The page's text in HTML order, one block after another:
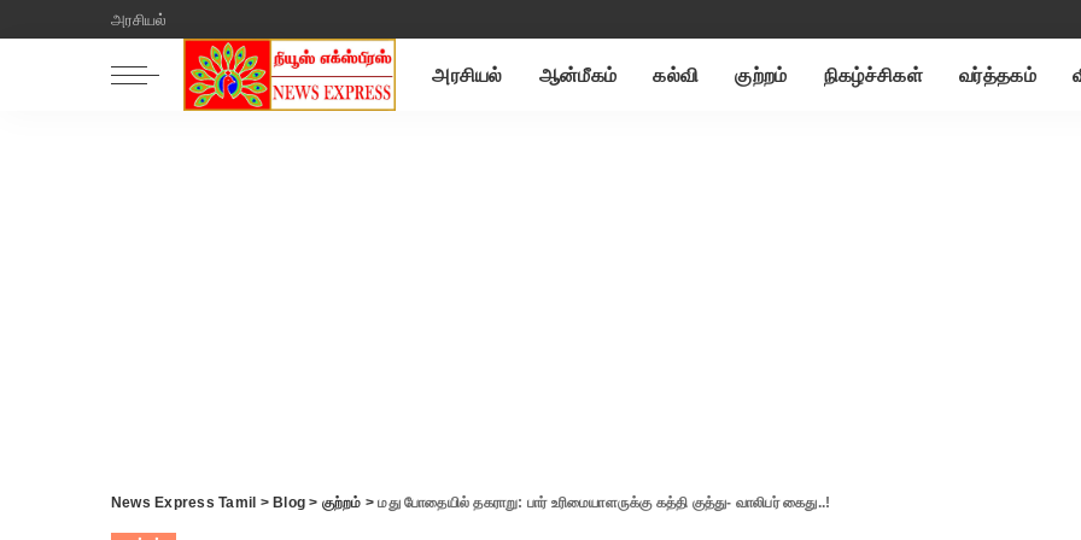
அரசியல்
அரசியல் ஆன்மீகம் கல்வி குற்றம் நிகழ்ச்சிகள் வர்த்தகம்
News Express Tamil > Blog > குற்றம் >மது போதையில் தகராறு: பார் உரிமையாளருக்கு கத்தி குத்து- வாலிபர் கைது..!